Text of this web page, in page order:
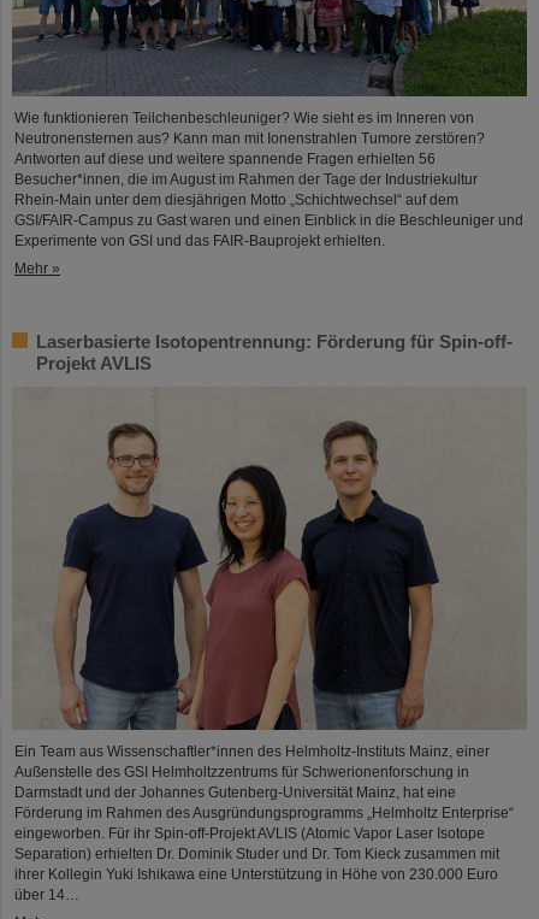
Wie funktionieren Teilchenbeschleuniger? Wie sieht es im Inneren von
Neutronensternen aus? Kann man mit Ionenstrahlen Tumore zerstören?
Antworten auf diese und weitere spannende Fragen erhielten 56
Besucher*innen, die im August im Rahmen der Tage der Industriekultur
Rhein-Main unter dem diesjährigen Motto „Schichtwechsel“ auf dem
GSI/FAIR-Campus zu Gast waren und einen Einblick in die Beschleuniger und
Experimente von GSI und das FAIR-Bauprojekt erhielten.
Mehr »
Laserbasierte Isotopentrennung: Förderung für Spin-off-
Projekt AVLIS
Ein Team aus Wissenschaftler*innen des Helmholtz-Instituts Mainz, einer
Außenstelle des GSI Helmholtzzentrums für Schwerionenforschung in
Darmstadt und der Johannes Gutenberg-Universität Mainz, hat eine
Förderung im Rahmen des Ausgründungsprogramms „Helmholtz Enterprise“
eingeworben. Für ihr Spin-off-Projekt AVLIS (Atomic Vapor Laser Isotope
Separation) erhielten Dr. Dominik Studer und Dr. Tom Kieck zusammen mit
ihrer Kollegin Yuki Ishikawa eine Unterstützung in Höhe von 230.000 Euro
über 14…